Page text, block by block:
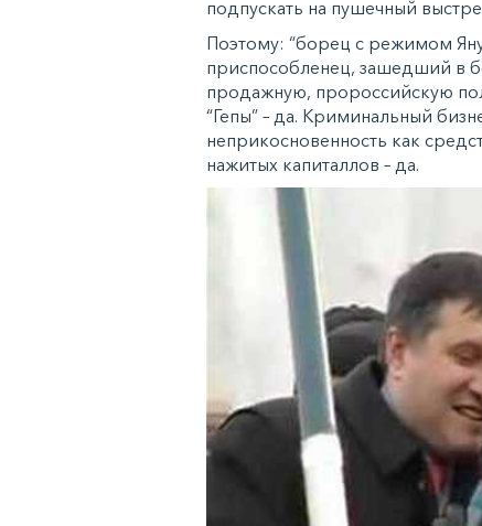
подпускать на пушечный
Поэтому: “борец с режимом
приспособленец, зашедший в
продажную, пророссийскую
“Гепы” – да. Криминальный
неприкосновенность как
нажитых капиталлов – да.